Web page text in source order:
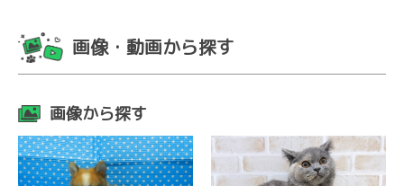
画像・動画から探す
画像から探す